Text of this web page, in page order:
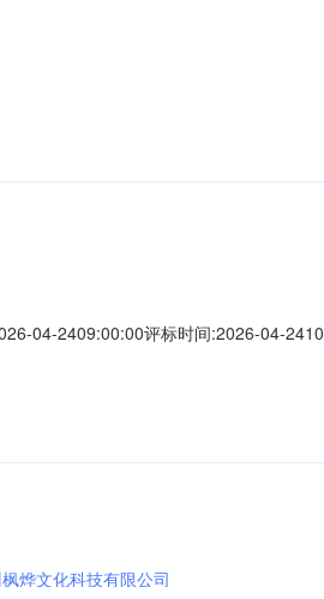
04-2409:00:00评标时间:2026-04-
烨文化科技有限公司